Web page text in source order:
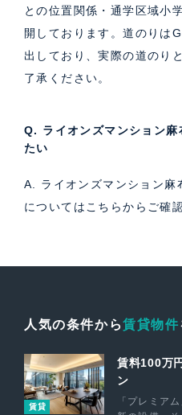
との位置関係・通学区域小
開しております。道のりは
出しており、実際の道のり
了承ください。
Q. ライオンズマンション麻
たい
A. ライオンズマンション麻
については こちらからご確
人気の条件から賃貸物件
賃貸
賃料100万
ン
「プレミア